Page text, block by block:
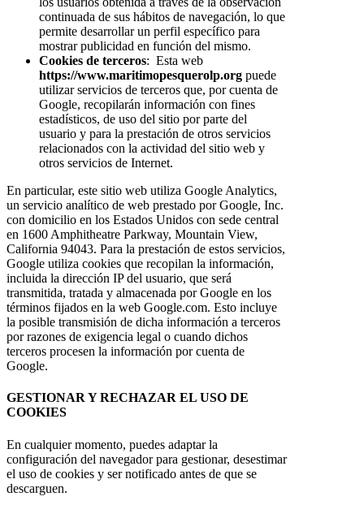
continuada de sus hábitos de navegación, lo que
permite desarrollar un perfil específico para
mostrar publicidad en función del mismo.
Cookies de terceros: Esta web
https://www.maritimopesquerolp.org puede
utilizar servicios de terceros que, por cuenta de
Google, recopilarán información con fines
estadísticos, de uso del sitio por parte del
usuario y para la prestación de otros servicios
relacionados con la actividad del sitio web y
otros servicios de Internet.
En particular, este sitio web utiliza Google Analytics,
un servicio analítico de web prestado por Google, Inc.
con domicilio en los Estados Unidos con sede central
en 1600 Amphitheatre Parkway, Mountain View,
California 94043. Para la prestación de estos servicios,
Google utiliza cookies que recopilan la información,
incluida la dirección IP del usuario, que será
transmitida, tratada y almacenada por Google en los
términos fijados en la web Google.com. Esto incluye
la posible transmisión de dicha información a terceros
por razones de exigencia legal o cuando dichos
terceros procesen la información por cuenta de
Google.
GESTIONAR Y RECHAZAR EL USO DE
COOKIES
En cualquier momento, puedes adaptar la
configuración del navegador para gestionar, desestimar
el uso de cookies y ser notificado antes de que se
descarguen.